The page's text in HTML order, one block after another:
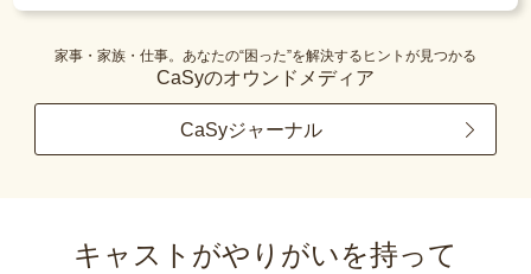
家事・家族・仕事。あなたの“困った”を解決するヒントが見つかる
CaSyのオウンドメディア
CaSyジャーナル
キャストがやりがいを持って